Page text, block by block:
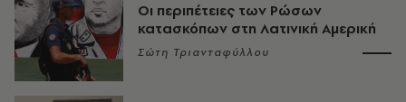
Οι περιπέτειες των Ρώσων
κατασκόπων στη Λατινική Αμερική
Σώτη Τριανταφύλλου